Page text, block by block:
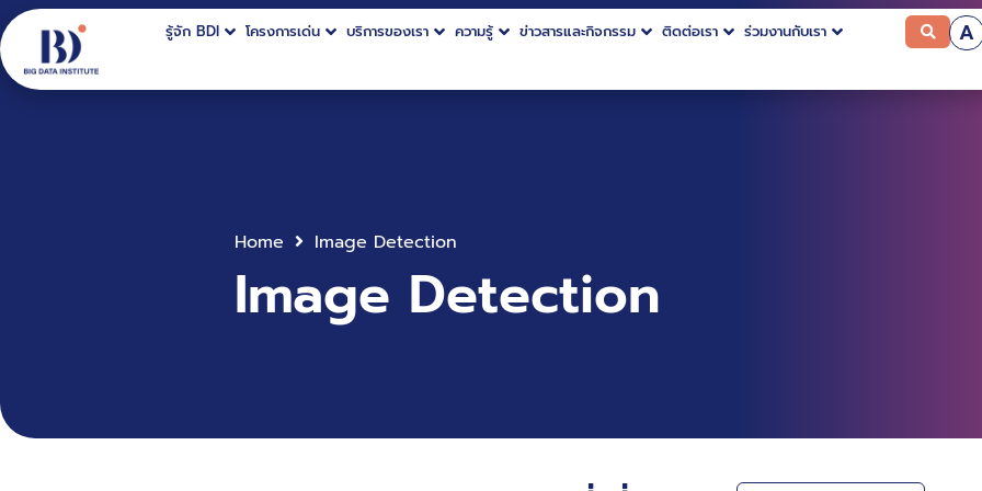
รู้จัก BDI โครงการเด่น บริการของเรา ความรู้ ข่าวสารและกิจกรรม ติดต่อเรา ร่วมงานกับเรา A
Home Image Detection
Image Detection